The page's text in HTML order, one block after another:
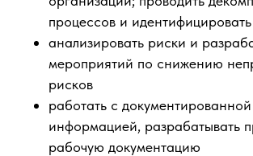
процессов и
анализировать риски и
мероприятий по снижению
рисков
работать с документированной
информацией, разрабатывать
рабочую документацию